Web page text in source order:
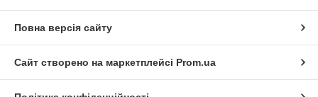
Повна версія сайту
Сайт створено на маркетплейсі Prom.ua